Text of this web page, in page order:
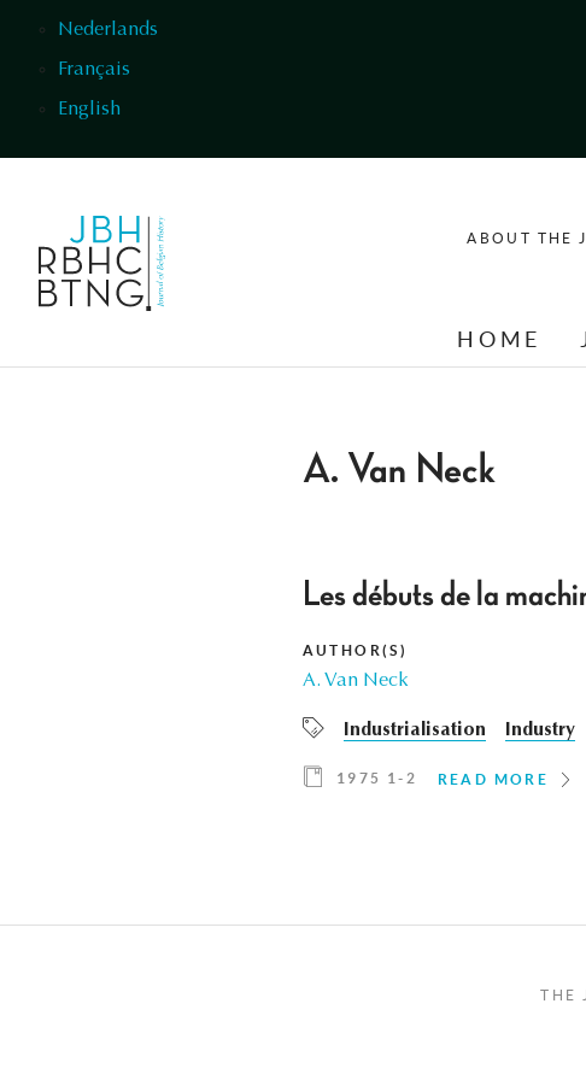
Nederlands
Français
English
ABOUT THE
HOME
A. Van Neck
Les débuts de la
AUTHOR(S)
A. Van Neck
Industrialisation Industry
1975 1-2 READ MORE
THE